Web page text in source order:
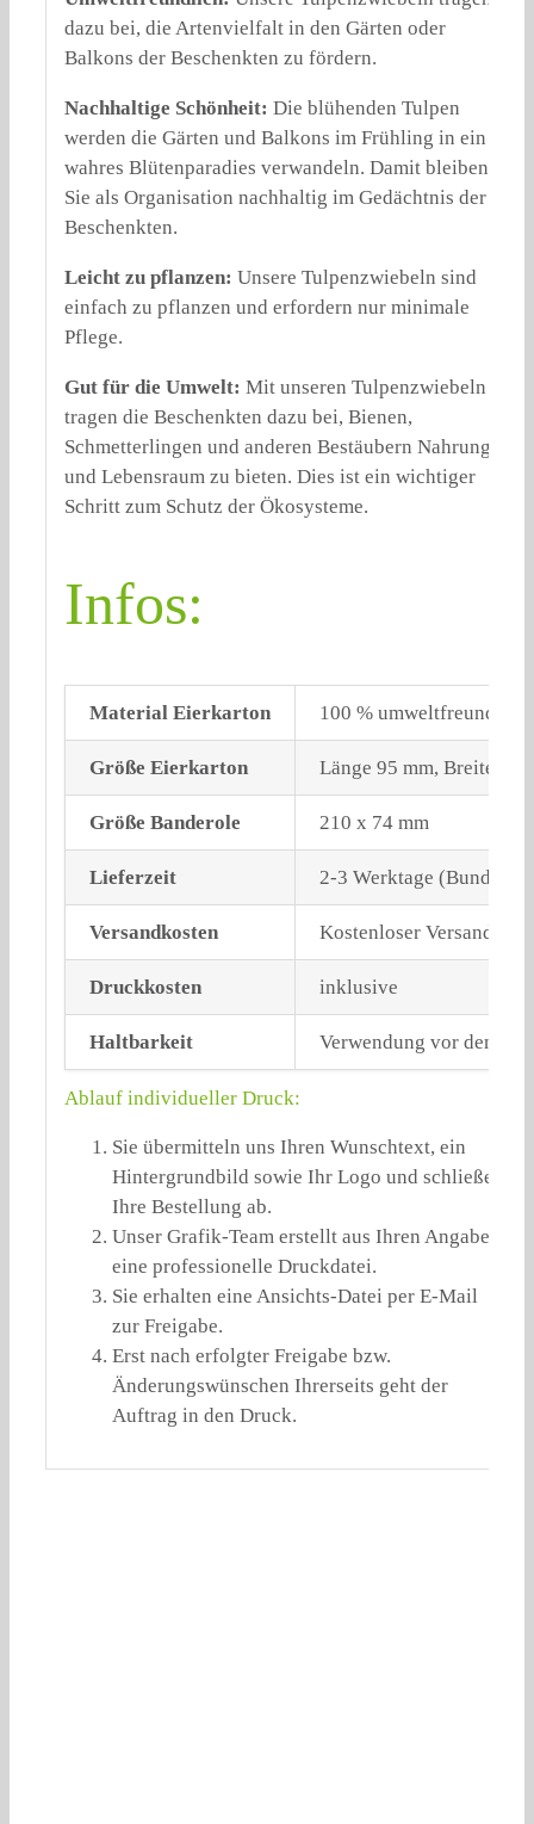
dazu bei, die Artenvielfalt in den Gärten oder
Balkons der Beschenkten zu fördern.
Nachhaltige Schönheit: Die blühenden Tulpen
werden die Gärten und Balkons im Frühling in ein
wahres Blütenparadies verwandeln. Damit bleiben
Sie als Organisation nachhaltig im Gedächtnis der
Beschenkten.
Leicht zu pflanzen: Unsere Tulpenzwiebeln sind
einfach zu pflanzen und erfordern nur minimale
Pflege.
Gut für die Umwelt: Mit unseren Tulpenzwiebeln
tragen die Beschenkten dazu bei, Bienen,
Schmetterlingen und anderen Bestäubern Nahrung
und Lebensraum zu bieten. Dies ist ein wichtiger
Schritt zum Schutz der Ökosysteme.
Infos:
Material Eierkarton 100 %
Größe Eierkarton Länge 95 mm, Breite 63
Größe Banderole 210 x 74 mm
Lieferzeit 2-3 Werktage
Versandkosten Kostenloser Versand
Druckkosten inklusive
Haltbarkeit Verwendung vor dem
Ablauf individueller Druck:
Sie übermitteln uns Ihren Wunschtext, ein
Hintergrundbild sowie Ihr Logo und schließen
Ihre Bestellung ab.
Unser Grafik-Team erstellt aus Ihren Angaben
eine professionelle Druckdatei.
Sie erhalten eine Ansichts-Datei per E-Mail
zur Freigabe.
Erst nach erfolgter Freigabe bzw.
Änderungswünschen Ihrerseits geht der
Auftrag in den Druck.